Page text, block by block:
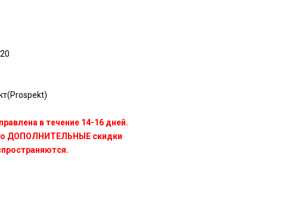
в течение 14-16 дней.
ДОПОЛНИТЕЛЬНЫЕ скидки